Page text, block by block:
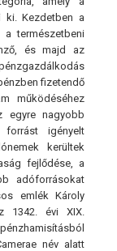
ki. Kezdetben a
természetbeni
és majd az
fizetendő
működéséhez
egyre nagyobb
igényelt
kerültek
fejlődése, a
adóforrásokat
emlék Károly
1342. évi XIX.
név alatt